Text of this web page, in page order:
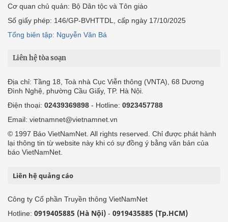
Cơ quan chủ quản: Bộ Dân tộc và Tôn giáo
Số giấy phép: 146/GP-BVHTTDL, cấp ngày 17/10/2025
Tổng biên tập: Nguyễn Văn Bá
Liên hệ tòa soạn
Địa chỉ: Tầng 18, Toà nhà Cục Viễn thông (VNTA), 68 Dương
Đình Nghệ, phường Cầu Giấy, TP. Hà Nội.
Điện thoại: 02439369898 - Hotline: 0923457788
Email: vietnamnet@vietnamnet.vn
© 1997 Báo VietNamNet. All rights reserved. Chỉ được phát hành
lại thông tin từ website này khi có sự đồng ý bằng văn bản của
báo VietNamNet.
Liên hệ quảng cáo
Công ty Cổ phần Truyền thông VietNamNet
Hotline: 0919405885 (Hà Nội) - 0919435885 (Tp.HCM)